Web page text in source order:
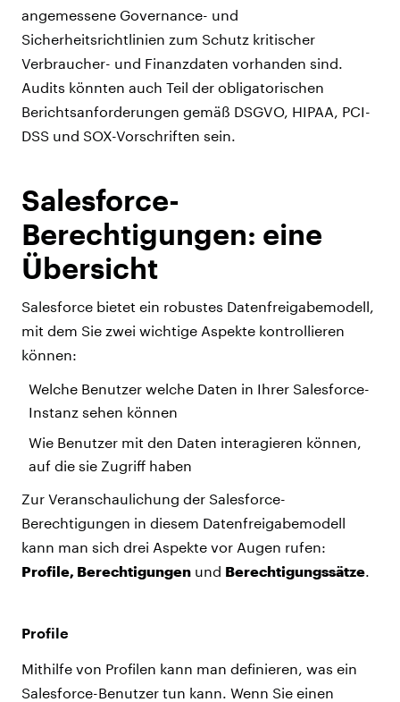
angemessene Governance- und
Sicherheitsrichtlinien zum Schutz kritischer
Verbraucher- und Finanzdaten vorhanden sind.
Audits könnten auch Teil der obligatorischen
Berichtsanforderungen gemäß DSGVO, HIPAA, PCI-
DSS und SOX-Vorschriften sein.
Salesforce-
Berechtigungen: eine
Übersicht
Salesforce bietet ein robustes Datenfreigabemodell,
mit dem Sie zwei wichtige Aspekte kontrollieren
können:
Welche Benutzer welche Daten in Ihrer Salesforce-
Instanz sehen können
Wie Benutzer mit den Daten interagieren können,
auf die sie Zugriff haben
Zur Veranschaulichung der Salesforce-
Berechtigungen in diesem Datenfreigabemodell
kann man sich drei Aspekte vor Augen rufen:
Profile, Berechtigungen und Berechtigungssätze
Profile
Mithilfe von Profilen kann man definieren, was ein
Salesforce-Benutzer tun kann. Wenn Sie einen